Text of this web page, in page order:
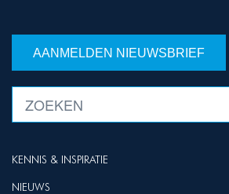
AANMELDEN NIEUWSBRIEF
KENNIS & INSPIRATIE
NIEUWS